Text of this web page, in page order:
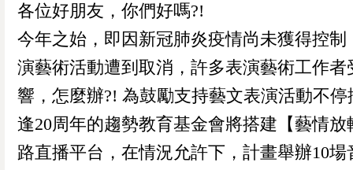
各位好朋友，你們好嗎?!
今年之始，即因新冠肺炎疫情尚未獲得控制
演藝術活動遭到取消，許多表演藝術工作者
響，怎麼辦?! 為鼓勵支持藝文表演活動不停
逢20周年的趨勢教育基金會將搭建【藝情放
路直播平台，在情況允許下，計畫舉辦10場